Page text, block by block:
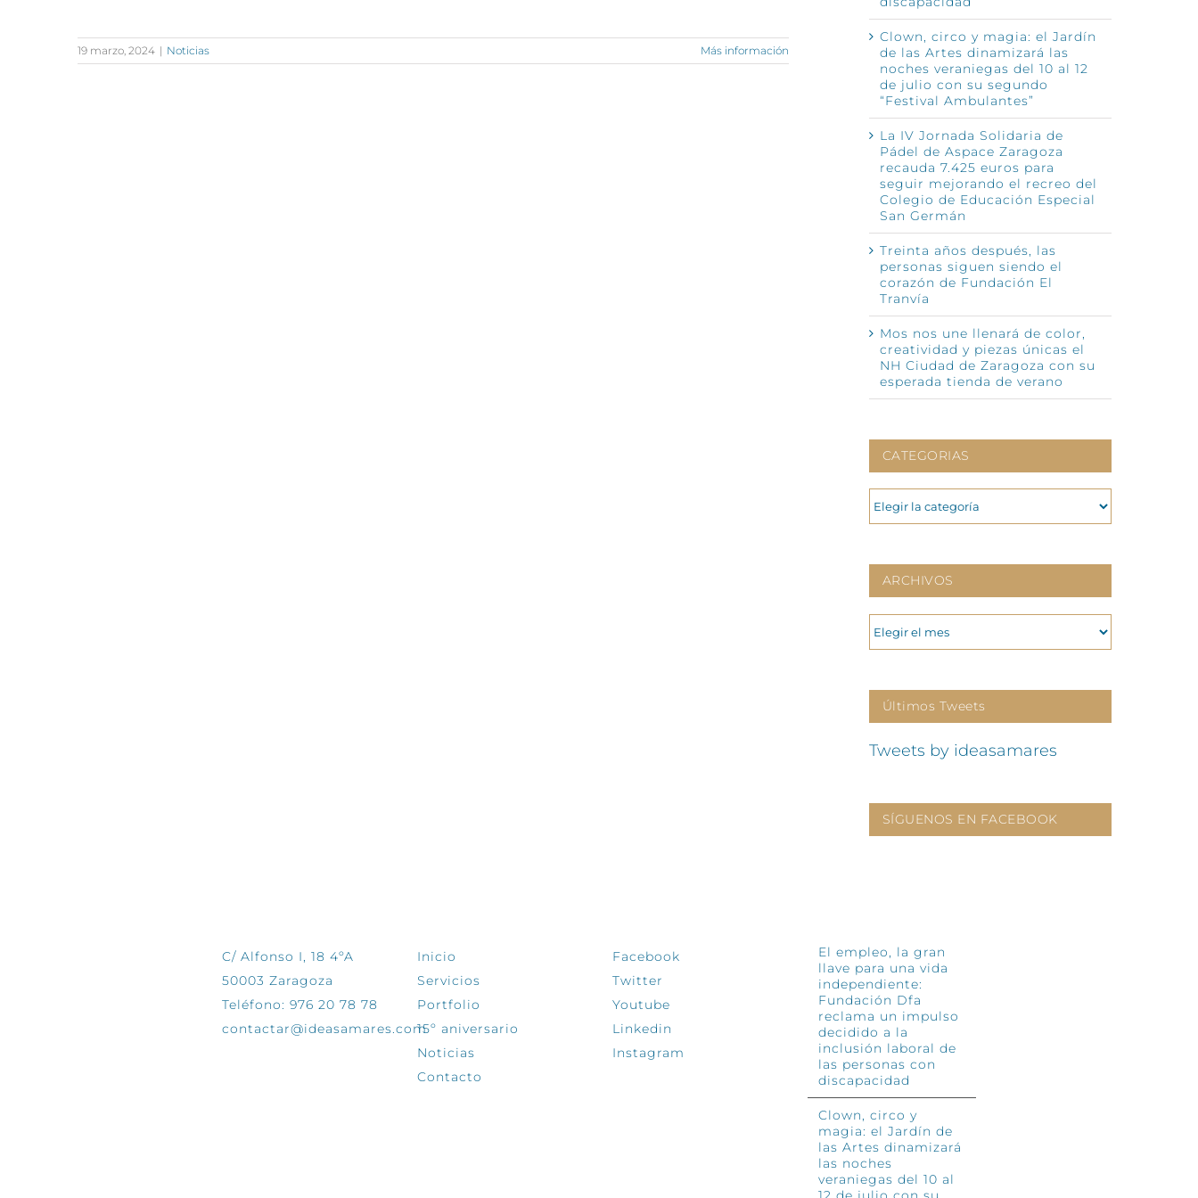
19 marzo, 2024 | Noticias Más información
Clown, circo y magia: el Jardín
de las Artes dinamizará las
noches veraniegas del 10 al 12
de julio con su segundo
“Festival Ambulantes”
La IV Jornada Solidaria de
Pádel de Aspace Zaragoza
recauda 7.425 euros para
seguir mejorando el recreo del
Colegio de Educación Especial
San Germán
Treinta años después, las
personas siguen siendo el
corazón de Fundación El
Tranvía
Mos nos une llenará de color,
creatividad y piezas únicas el
NH Ciudad de Zaragoza con su
esperada tienda de verano
CATEGORIAS
CATEGORIAS
ARCHIVOS
ARCHIVOS
Últimos Tweets
Tweets by ideasamares
SÍGUENOS EN FACEBOOK
C/ Alfonso I, 18 4ºA
50003 Zaragoza
Teléfono: 976 20 78 78
contactar@ideasamares.com
Inicio
Servicios
Portfolio
15º aniversario
Noticias
Contacto
Facebook
Twitter
Youtube
Linkedin
Instagram
El empleo, la gran
llave para una vida
independiente:
Fundación Dfa
reclama un impulso
decidido a la
inclusión laboral de
las personas con
discapacidad
Clown, circo y
magia: el Jardín de
las Artes dinamizará
las noches
veraniegas del 10 al